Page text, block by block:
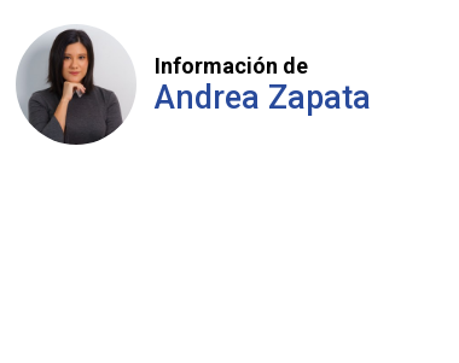
Información de
Andrea Zapata